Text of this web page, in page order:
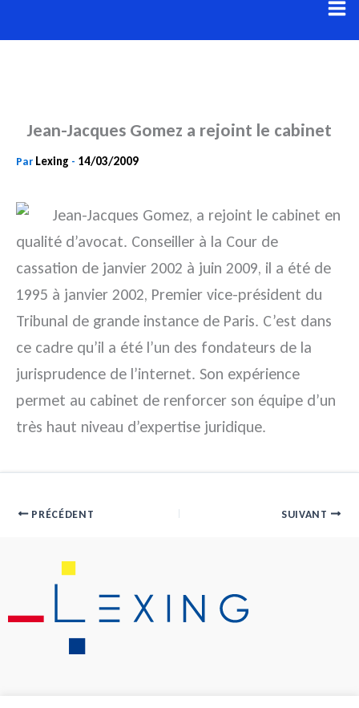
au
Jean-Jacques Gomez a rejoint le cabinet
Par Lexing - 14/03/2009
Jean-Jacques Gomez, a rejoint le cabinet en
qualité d’avocat. Conseiller à la Cour de
cassation de janvier 2002 à juin 2009, il a été de
1995 à janvier 2002, Premier vice-président du
Tribunal de grande instance de Paris. C’est dans
ce cadre qu’il a été l’un des fondateurs de la
jurisprudence de l’internet. Son expérience
permet au cabinet de renforcer son équipe d’un
très haut niveau d’expertise juridique.
PRÉCÉDENT SUIVANT